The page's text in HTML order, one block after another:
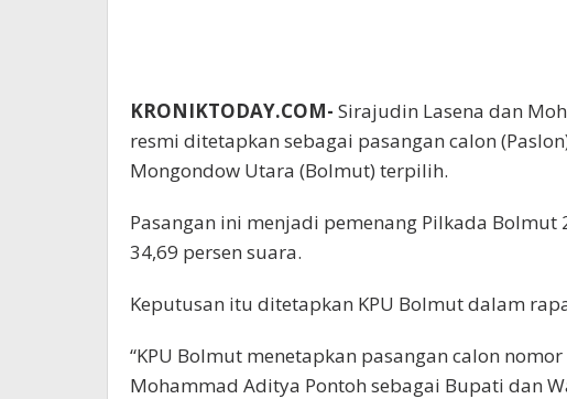
KRONIKTODAY.COM- Sirajudin Lasena dan
resmi ditetapkan sebagai pasangan calon
Mongondow Utara (Bolmut) terpilih.
Pasangan ini menjadi pemenang Pilkada Bolmut
34,69 persen suara.
Keputusan itu ditetapkan KPU Bolmut dalam
“KPU Bolmut menetapkan pasangan calon
Mohammad Aditya Pontoh sebagai Bupati dan